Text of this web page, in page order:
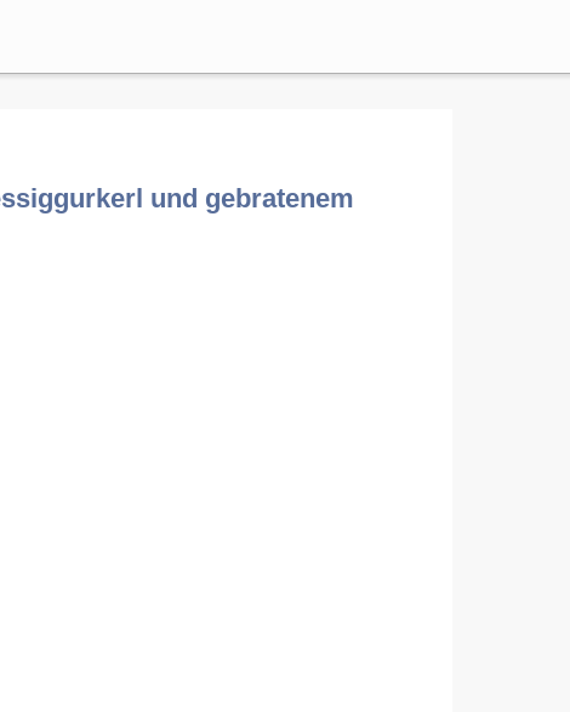
und gebratenem